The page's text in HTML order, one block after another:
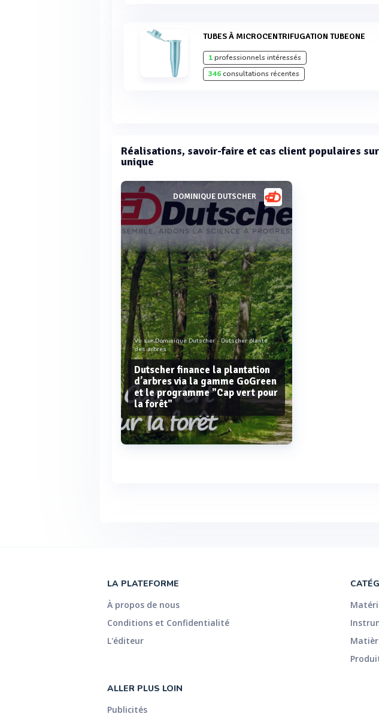
TUBES À MICROCENTRIFUGATION TUBEONE
1professionnels intéressés
346consultations récentes
Réalisations, savoir-faire et cas client populaires sur
unique
DOMINIQUE DUTSCHER
Vu sur Dominique Dutscher - Dutscher plante
des arbres
Dutscher finance la plantation
d’arbres via la gamme GoGreen
et le programme "Cap vert pour
la forêt"
LA PLATEFORME
À propos de nous
Conditions et Confidentialité
L'éditeur
ALLER PLUS LOIN
Publicités